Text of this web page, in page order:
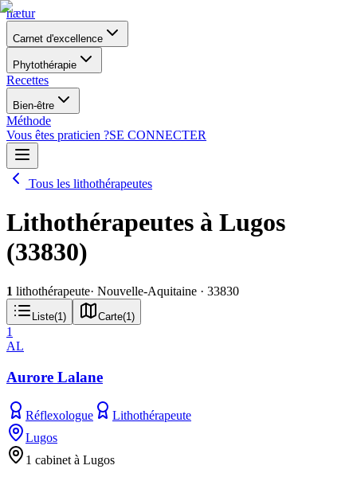
nætur
Carnet d'excellence
Phytothérapie
Recettes
Bien-être
Méthode
Vous êtes praticien ?SE CONNECTER
Tous les lithothérapeutes
Lithothérapeutes à Lugos
(33830)
1 lithothérapeute· Nouvelle-Aquitaine · 33830
Liste(1 ) Carte(1 )
1
AL
Aurore Lalane
Réflexologue
Lithothérapeute
Lugos
1 cabinet à Lugos